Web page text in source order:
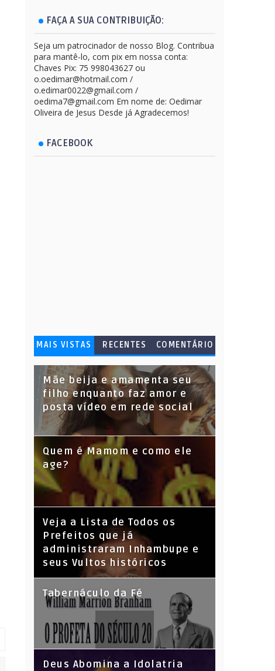
FAÇA A SUA CONTRIBUIÇÃO:
Seja um patrocinador de nosso Blog. Contribua
para mantê-lo, com pix em nossa conta:
Chaves Pix: 75 998043627 ou
o.oedimar@hotmail.com /
o.edimar0022@gmail.com /
oedima7@gmail.com Em nome de: Oedimar
Oliveira de Jesus Desde já Agradecemos!
FACEBOOK
MAIS VISTAS RECENTES
COMENTÁRIO
S
Mãe beija e amamenta seu
filho enquanto faz amor e
posta vídeo em rede social
Quem é Mamom e como ele
age?
Veja a Lista de Todos os
Prefeitos que já
administraram Inhambupe e
seus Vultos históricos
Tabernáculo da Fé
Deus Abomina a Idolatria